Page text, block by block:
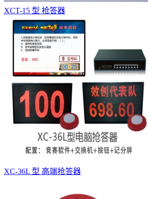
XCT-15 型 抢答器
XC-36L 型 高端抢答器